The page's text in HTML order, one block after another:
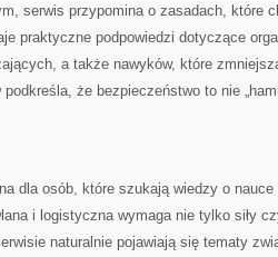
serwis przypomina o zasadach, które
praktyczne podpowiedzi dotyczące
a także nawyków, które
że bezpieczeństwo to nie
dla osób, które szukają wiedzy o
i logistyczna wymaga nie tylko siły
naturalnie pojawiają się tematy